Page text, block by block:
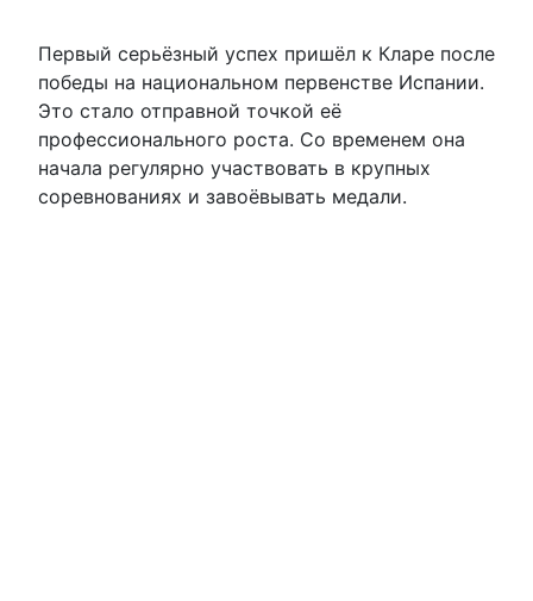
Первый серьёзный успех пришёл к Кларе после
победы на национальном первенстве Испании.
Это стало отправной точкой её
профессионального роста. Со временем она
начала регулярно участвовать в крупных
соревнованиях и завоёвывать медали.